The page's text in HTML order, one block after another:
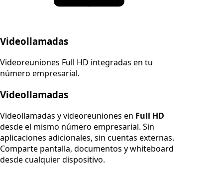
Videollamadas
Videoreuniones Full HD integradas en tu
número empresarial.
Videollamadas
Videollamadas y videoreuniones en Full HD
desde el mismo número empresarial. Sin
aplicaciones adicionales, sin cuentas externas.
Comparte pantalla, documentos y whiteboard
desde cualquier dispositivo.